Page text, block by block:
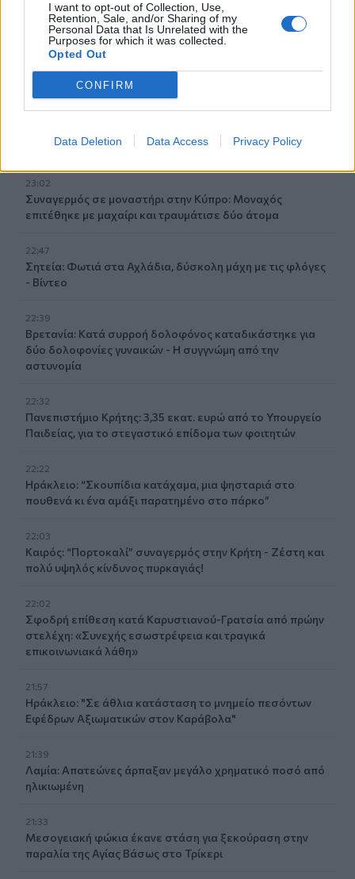
I want to opt-out of Collection, Use,
Retention, Sale, and/or Sharing of my
Personal Data that Is Unrelated with the
Purposes for which it was collected.
Opted Out
CONFIRM
Data Deletion Data Access Privacy Policy
23:23
Φυλάκιση 15 μηνών στη Βρετανίδα που μέθυσε με την
15χρονη κόρη της και προκάλεσε επεισόδιο στο Κέντρο
Υγείας Σκιάθου
23:11
Ισπανία: Η Μαδρίτη επαναφέρει προσωρινά τους
Ιταλία
23:02
Συναγερμός σε μοναστήρι στην Κύπρο: Μοναχός
επιτέθηκε με μαχαίρι και τραυμάτισε δύο άτομα
22:47
Σητεία: Φωτιά στα Αχλάδια, δύσκολη μάχη με τις φλόγες
- Βίντεο
22:39
Βρετανία: Κατά συρροή δολοφόνος καταδικάστηκε για
δύο δολοφονίες γυναικών - Η συγγνώμη από την
αστυνομία
22:32
Πανεπιστήμιο Κρήτης: 3,35 εκατ. ευρώ από το Υπουργείο
Παιδείας, για το στεγαστικό επίδομα των φοιτητών
22:22
Ηράκλειο: “Σκουπίδια κατάχαμα, μια ψησταριά στο
πουθενά κι ένα αμάξι παρατημένο στο πάρκο”
22:03
Καιρός: “Πορτοκαλί” συναγερμός στην Κρήτη - Ζέστη και
πολύ υψηλός κίνδυνος πυρκαγιάς!
22:02
Σφοδρή επίθεση κατά Καρυστιανού-Γρατσία από πρώην
στελέχη: «Συνεχής εσωστρέφεια και τραγικά
επικοινωνιακά λάθη»
21:57
Ηράκλειο: "Σε άθλια κατάσταση το μνημείο πεσόντων
Εφέδρων Αξιωματικών στον Καράβολα"
21:39
Λαμία: Απατεώνες άρπαξαν μεγάλο χρηματικό ποσό από
ηλικιωμένη
21:33
Μεσογειακή φώκια έκανε στάση για ξεκούραση στην
παραλία της Αγίας Βάσως στο Τρίκερι